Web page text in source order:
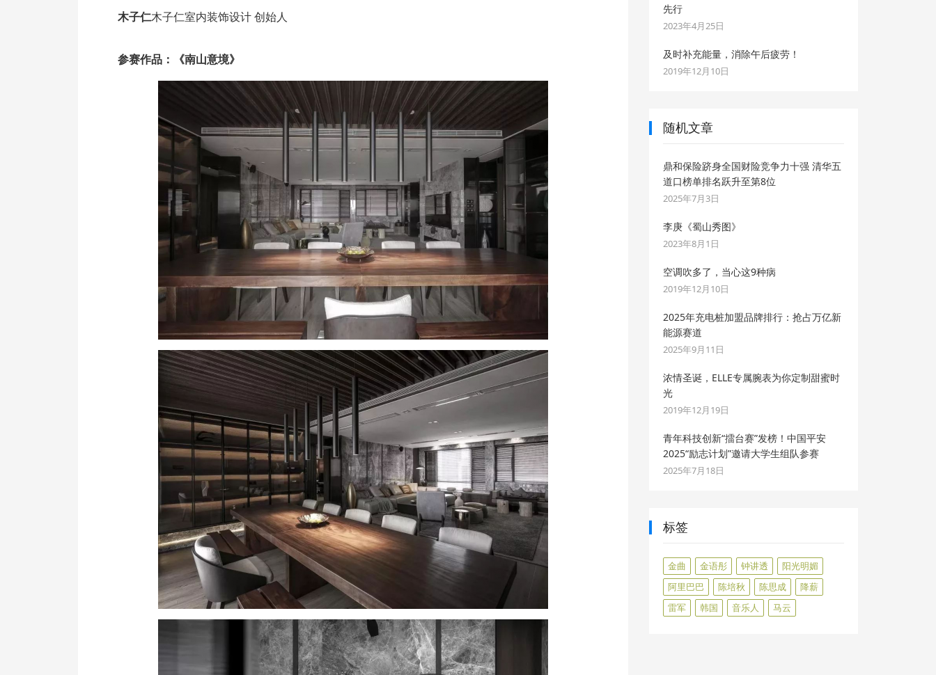
木子仁木子仁室内装饰设计 创始人
参赛作品：《南山意境》
先行
2023年4月25日
及时补充能量，消除午后疲劳！
2019年12月10日
随机文章
鼎和保险跻身全国财险竞争力十强 清华五
道口榜单排名跃升至第8位
2025年7月3日
李庚《蜀山秀图》
2023年8月1日
空调吹多了，当心这9种病
2019年12月10日
2025年充电桩加盟品牌排行：抢占万亿新
能源赛道
2025年9月11日
浓情圣诞，ELLE专属腕表为你定制甜蜜时
光
2019年12月19日
青年科技创新“擂台赛”发榜！中国平安
2025“励志计划”邀请大学生组队参赛
2025年7月18日
标签
金曲 金语彤 钟讲透
阳光明媚
阿里巴巴
陈培秋 陈思成
降薪
雷军
韩国 音乐人 马云